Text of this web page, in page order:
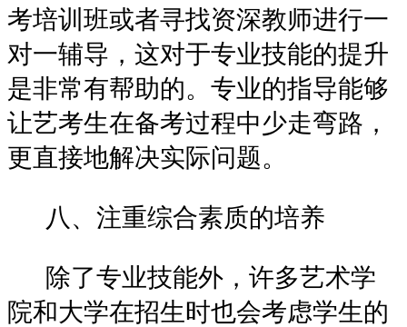
考培训班或者寻找资深教师进行一
对一辅导，这对于专业技能的提升
是非常有帮助的。专业的指导能够
让艺考生在备考过程中少走弯路，
更直接地解决实际问题。
八、注重综合素质的培养
除了专业技能外，许多艺术学
院和大学在招生时也会考虑学生的